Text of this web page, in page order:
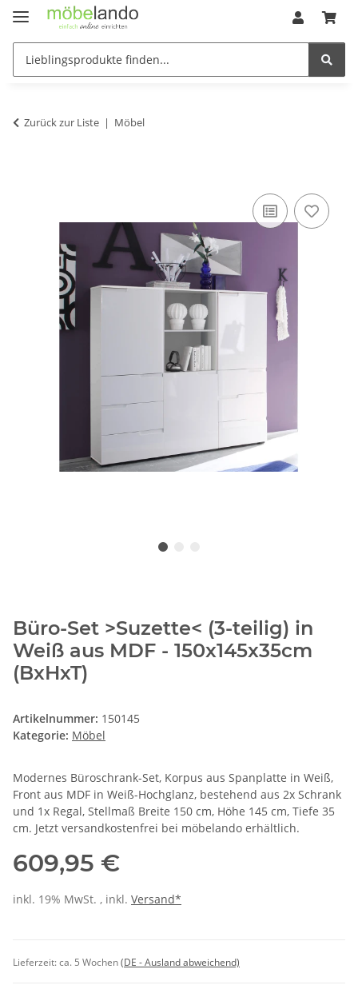
Zurück zur Liste Möbel
Büro-Set >Suzette< (3-teilig) in
Weiß aus MDF - 150x145x35cm
(BxHxT)
Artikelnummer: 150145
Kategorie: Möbel
Modernes Büroschrank-Set, Korpus aus Spanplatte in Weiß,
Front aus MDF in Weiß-Hochglanz, bestehend aus 2x Schrank
und 1x Regal, Stellmaß Breite 150 cm, Höhe 145 cm, Tiefe 35
cm. Jetzt versandkostenfrei bei möbelando erhältlich.
609,95 €
inkl. 19% MwSt. , inkl. Versand*
Lieferzeit:ca. 5 Wochen(DE - Ausland abweichend)